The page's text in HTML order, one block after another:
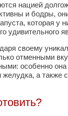
нацией
и бодры,
которая у
удивительного
своему
отменными
особенно
а также